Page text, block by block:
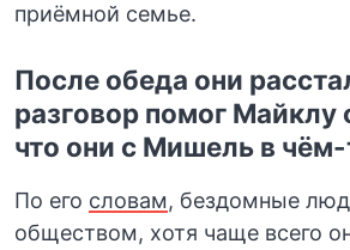
приёмной семье.
После обеда они
разговор помог Майклу
что они с Мишель в
По его словам, бездомные
обществом, хотя чаще всего